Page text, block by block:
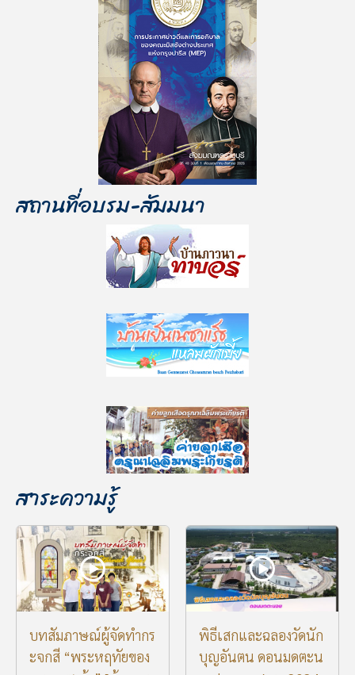
สถานที่อบรม-สัมมนา
สาระความรู้
บทสัมภาษณ์ผู้จัดทำกร
ะจกสี “พระหฤทัยของ
พิธีเสกและฉลองวัดนัก
บุญอันตน ดอนมดตะน